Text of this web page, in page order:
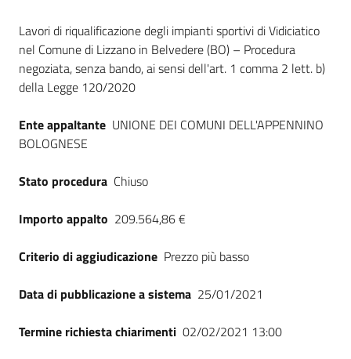
su
Dati del bando
Lavori di riqualificazione degli impianti sportivi di Vidiciatico
nel Comune di Lizzano in Belvedere (BO) – Procedura
negoziata, senza bando, ai sensi dell'art. 1 comma 2 lett. b)
della Legge 120/2020
Ente appaltante UNIONE DEI COMUNI DELL'APPENNINO
BOLOGNESE
Stato procedura Chiuso
Importo appalto 209.564,86 €
Criterio di aggiudicazione Prezzo più basso
Data di pubblicazione a sistema 25/01/2021
Termine richiesta chiarimenti 02/02/2021 13:00